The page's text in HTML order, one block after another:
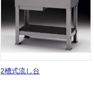
2槽式流し台